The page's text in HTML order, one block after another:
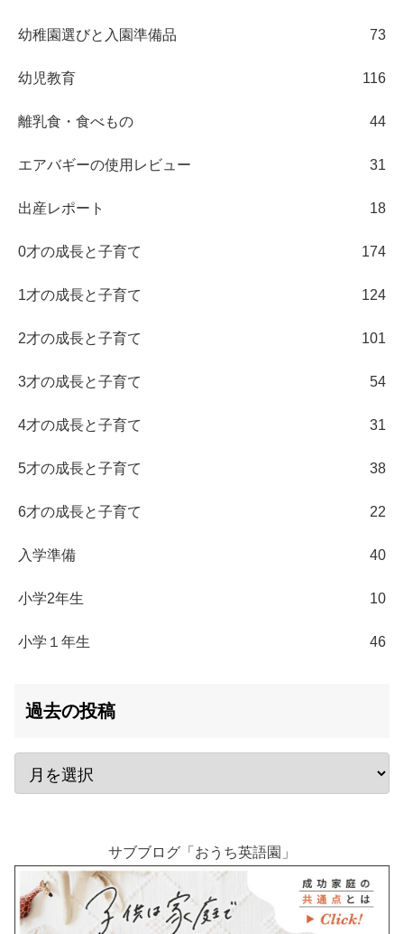
幼稚園選びと入園準備品 73
幼児教育 116
離乳食・食べもの 44
エアバギーの使用レビュー 31
出産レポート 18
0才の成長と子育て 174
1才の成長と子育て 124
2才の成長と子育て 101
3才の成長と子育て 54
4才の成長と子育て 31
5才の成長と子育て 38
6才の成長と子育て 22
入学準備 40
小学2年生 10
小学１年生 46
過去の投稿
サブブログ「おうち英語園」